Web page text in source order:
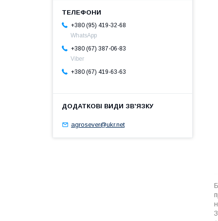
+380 (95) 419-32-68
WhatsApp
+380 (67) 387-06-83
Viber
+380 (67) 419-63-63
agrosever@ukr.net